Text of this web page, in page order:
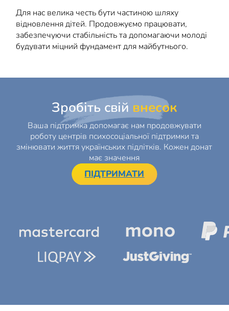
Для нас велика честь бути частиною шляху
відновлення дітей. Продовжуємо працювати,
забезпечуючи стабільність та допомагаючи молоді
будувати міцний фундамент для майбутнього.
Зробіть свій внесок
Ваша підтримка допомагає нам продовжувати
роботу центрів психосоціальної підтримки та
змінювати життя українських підлітків. Кожен донат
має значення
ПІДТРИМАТИ